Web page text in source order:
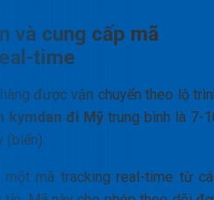
và cung cấp mã
time
được vận chuyển theo lộ
kymdan đi Mỹ trung bình là 7-
(biển).
một mã tracking real-time từ